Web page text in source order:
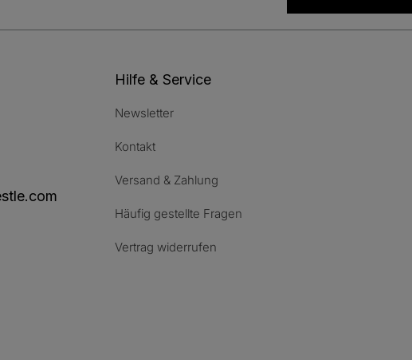
Hilfe & Service
Newsletter
Kontakt
Versand & Zahlung
Häufig gestellte Fragen
Vertrag widerrufen